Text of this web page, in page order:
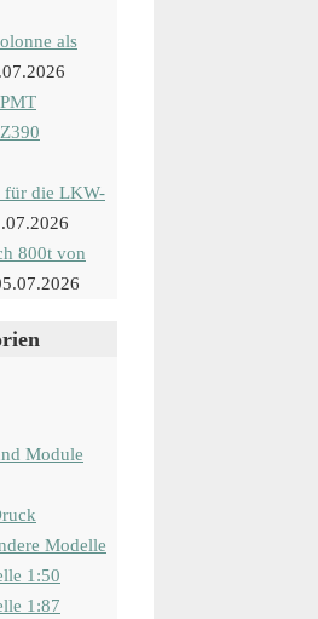
als
für die LKW-
800t von
Module
Modelle
1:50
1:87